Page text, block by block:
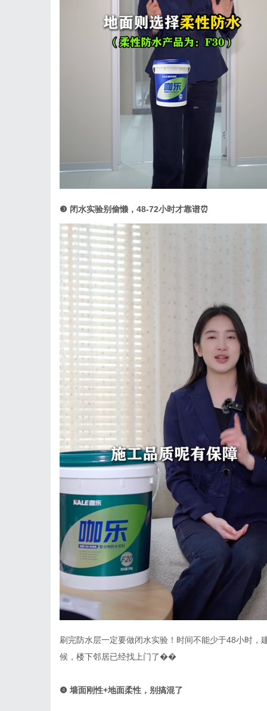
❸ 闭水实验别偷懒， 48-72小时才靠谱⏰
刷完防水层一定要做闭水实验！时间不能少于48小时，
候，楼下邻居已经找上门了��
❹ 墙面刚性+地面柔性，别搞混了